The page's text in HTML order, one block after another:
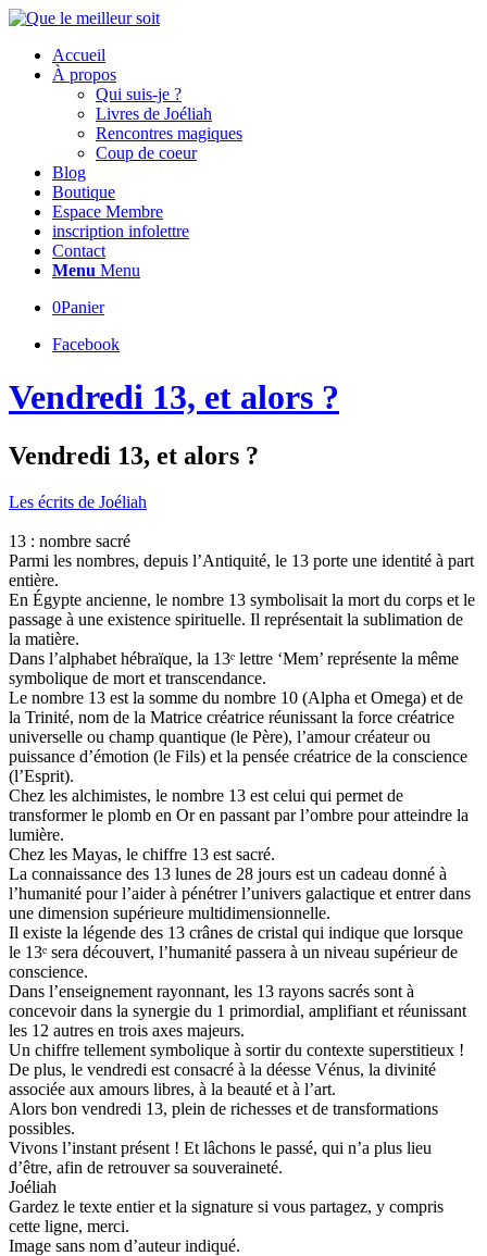
Accueil
À propos
Qui suis-je ?
Livres de Joéliah
Rencontres magiques
Coup de coeur
Blog
Boutique
Espace Membre
inscription infolettre
Contact
Menu Menu
0Panier
Facebook
Vendredi 13, et alors ?
Vendredi 13, et alors ?
Les écrits de Joéliah
13 : nombre sacré
Parmi les nombres, depuis l’Antiquité, le 13 porte une identité à part
entière.
En Égypte ancienne, le nombre 13 symbolisait la mort du corps et le
passage à une existence spirituelle. Il représentait la sublimation de
la matière.
Dans l’alphabet hébraïque, la 13ᵉ lettre ‘Mem’ représente la même
symbolique de mort et transcendance.
Le nombre 13 est la somme du nombre 10 (Alpha et Omega) et de
la Trinité, nom de la Matrice créatrice réunissant la force créatrice
universelle ou champ quantique (le Père), l’amour créateur ou
puissance d’émotion (le Fils) et la pensée créatrice de la conscience
(l’Esprit).
Chez les alchimistes, le nombre 13 est celui qui permet de
transformer le plomb en Or en passant par l’ombre pour atteindre la
lumière.
Chez les Mayas, le chiffre 13 est sacré.
La connaissance des 13 lunes de 28 jours est un cadeau donné à
l’humanité pour l’aider à pénétrer l’univers galactique et entrer dans
une dimension supérieure multidimensionnelle.
Il existe la légende des 13 crânes de cristal qui indique que lorsque
le 13ᵉ sera découvert, l’humanité passera à un niveau supérieur de
conscience.
Dans l’enseignement rayonnant, les 13 rayons sacrés sont à
concevoir dans la synergie du 1 primordial, amplifiant et réunissant
les 12 autres en trois axes majeurs.
Un chiffre tellement symbolique à sortir du contexte superstitieux !
De plus, le vendredi est consacré à la déesse Vénus, la divinité
associée aux amours libres, à la beauté et à l’art.
Alors bon vendredi 13, plein de richesses et de transformations
possibles.
Vivons l’instant présent ! Et lâchons le passé, qui n’a plus lieu
d’être, afin de retrouver sa souveraineté.
Joéliah
Gardez le texte entier et la signature si vous partagez, y compris
cette ligne, merci.
Image sans nom d’auteur indiqué.